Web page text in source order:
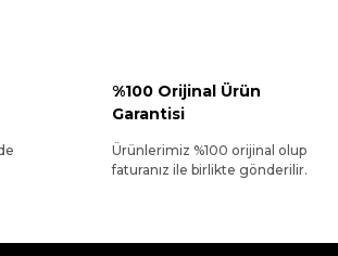
%100 Orijinal Ürün
Garantisi
Ürünlerimiz %100 orijinal olup
faturanız ile birlikte gönderilir.